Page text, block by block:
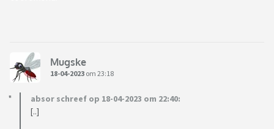
Mugske
18-04-2023 om 23:18
absor schreef op 18-04-2023 om 22:40:
[..]